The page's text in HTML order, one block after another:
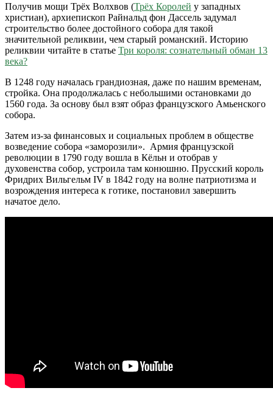
Получив мощи Трёх Волхвов (Трёх Королей у западных
христиан), архиепископ Райнальд фон Дассель задумал
строительство более достойного собора для такой
значительной реликвии, чем старый романский. Историю
реликвии читайте в статье Три короля: сознательный обман 13
века?
В 1248 году началась грандиозная, даже по нашим временам,
стройка. Она продолжалась с небольшими остановками до
1560 года. За основу был взят образ французского Амьенского
собора.
Затем из-за финансовых и социальных проблем в обществе
возведение собора «заморозили». Армия французской
революции в 1790 году вошла в Кёльн и отобрав у
духовенства собор, устроила там конюшню. Прусский король
Фридрих Вильгельм IV в 1842 году на волне патриотизма и
возрождения интереса к готике, постановил завершить
начатое дело.